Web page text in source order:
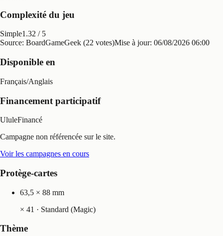
Complexité du jeu
Simple1.32 / 5
Source: BoardGameGeek (22 votes)Mise à jour: 06/08/2026 06:00
Disponible en
Français/Anglais
Financement participatif
UluleFinancé
Campagne non référencée sur le site.
Voir les campagnes en cours
Protège-cartes
63,5 × 88 mm
× 41 · Standard (Magic)
Thème